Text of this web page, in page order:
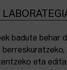
badute behar
eta